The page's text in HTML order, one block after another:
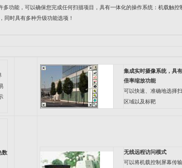
多功能，可以确保您完成任何扫描项目，具有一体化的操作系统：机载触控
同时具有多种升级功能选项！
集成实时摄像系统，具
倍率缩放功能
可以快速、准确地选择
区域以及标靶
数
无线远程访问模式
可以将机载控制屏幕传